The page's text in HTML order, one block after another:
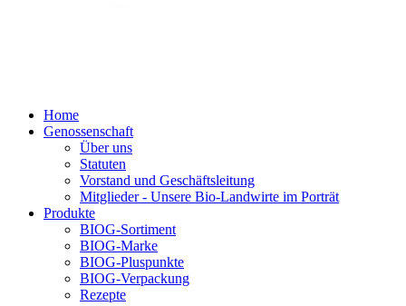
Home
Genossenschaft
Über uns
Statuten
Vorstand und Geschäftsleitung
Mitglieder - Unsere Bio-Landwirte im Porträt
Produkte
BIOG-Sortiment
BIOG-Marke
BIOG-Pluspunkte
BIOG-Verpackung
Rezepte